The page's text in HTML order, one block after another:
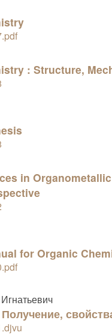
: Structure,
in
for Organic